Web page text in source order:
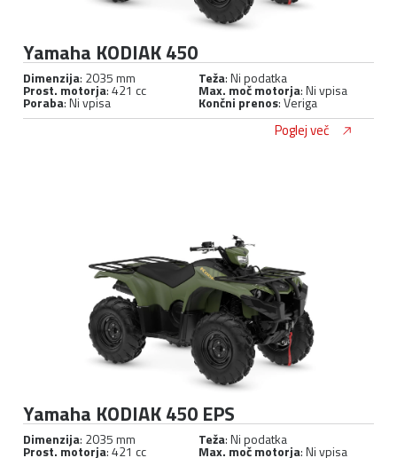
Yamaha KODIAK 450
Dimenzija: 2035 mm Teža: Ni podatka
Prost. motorja: 421 cc Max. moč motorja: Ni vpisa
Poraba: Ni vpisa Končni prenos: Veriga
Poglej več
Yamaha KODIAK 450 EPS
Dimenzija: 2035 mm Teža: Ni podatka
Prost. motorja: 421 cc Max. moč motorja: Ni vpisa